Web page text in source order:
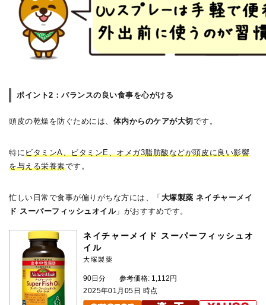
ポイント2：バランスの良い食事を心がける
頭皮の乾燥を防ぐためには、 体内からのケアが大切 です。
特に ビタミンA、ビタミンE、オメガ3脂肪酸などが頭皮に良い影響
を与える栄養素です。
忙しい日常で食事が偏りがちな方には、「 大塚製薬 ネイチャーメイ
ド スーパーフィッシュオイル」がおすすめです。
ネイチャーメイド スーパーフィッシュオ
イル
大塚製薬
90日分
参考価格: 1,112円
2025年01月05日 時点